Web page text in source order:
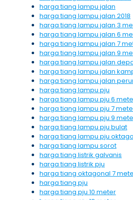
harga tiang lampu jalan
harga tiang lampu jalan 2018
harga tiang lampu jalan 3
harga tiang lampu jalan 6
harga tiang lampu jalan 7
harga tiang lampu jalan 9
harga tiang lampu jalan
harga tiang lampu jalan
harga tiang lampu jalan
harga tiang lampu pju
harga tiang lampu pju 6
harga tiang lampu pju 7
harga tiang lampu pju 9
harga tiang lampu pju bulat
harga tiang lampu pju
harga tiang lampu sorot
harga tiang listrik galvanis
harga tiang listrik pju
harga tiang oktagonal 7
harga tiang pju
harga tiang pju 10 meter